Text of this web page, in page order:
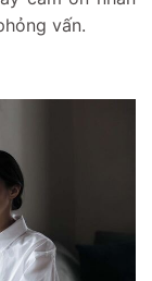
vấn.